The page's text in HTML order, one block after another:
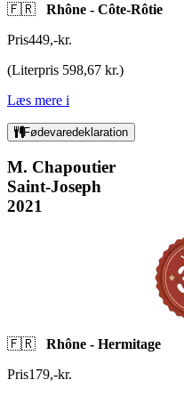
🇫🇷 Rhône - Côte-Rôtie
Pris449,-kr.
(Literpris 598,67 kr.)
Læs mere i
Fødevaredeklaration
M. Chapoutier
Saint-Joseph
2021
🇫🇷 Rhône - Hermitage
Pris179,-kr.